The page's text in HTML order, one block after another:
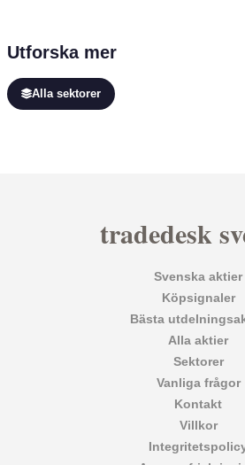
Utforska mer
Alla sektorer
tradedesk
Svenska aktier
Köpsignaler
Bästa
Alla aktier
Sektorer
Vanliga frågor
Kontakt
Villkor